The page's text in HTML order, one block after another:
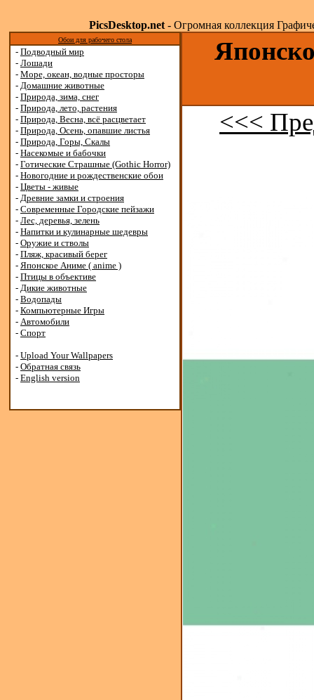
PicsDesktop.net- Огромная коллекция
Обои для рабочего стола
- Подводный мир
- Лошади
- Море, океан, водные просторы
- Домашние животные
- Природа, зима, снег
- Природа, лето, растения
- Природа, Весна, всё расцветает
- Природа, Осень, опавшие листья
- Природа, Горы, Скалы
- Насекомые и бабочки
- Готические Страшные (Gothic Horror)
- Новогодние и рождественские обои
- Цветы - живые
- Древние замки и строения
- Современные Городские пейзажи
- Лес, деревья, зелень
- Напитки и кулинарные шедевры
- Оружие и стволы
- Пляж, красивый берег
- Японское Аниме ( anime )
- Птицы в объективе
- Дикие животные
- Водопады
- Компьютерные Игры
- Автомобили
- Спорт
- Upload Your Wallpapers
- Обратная связь
- English version
<<<